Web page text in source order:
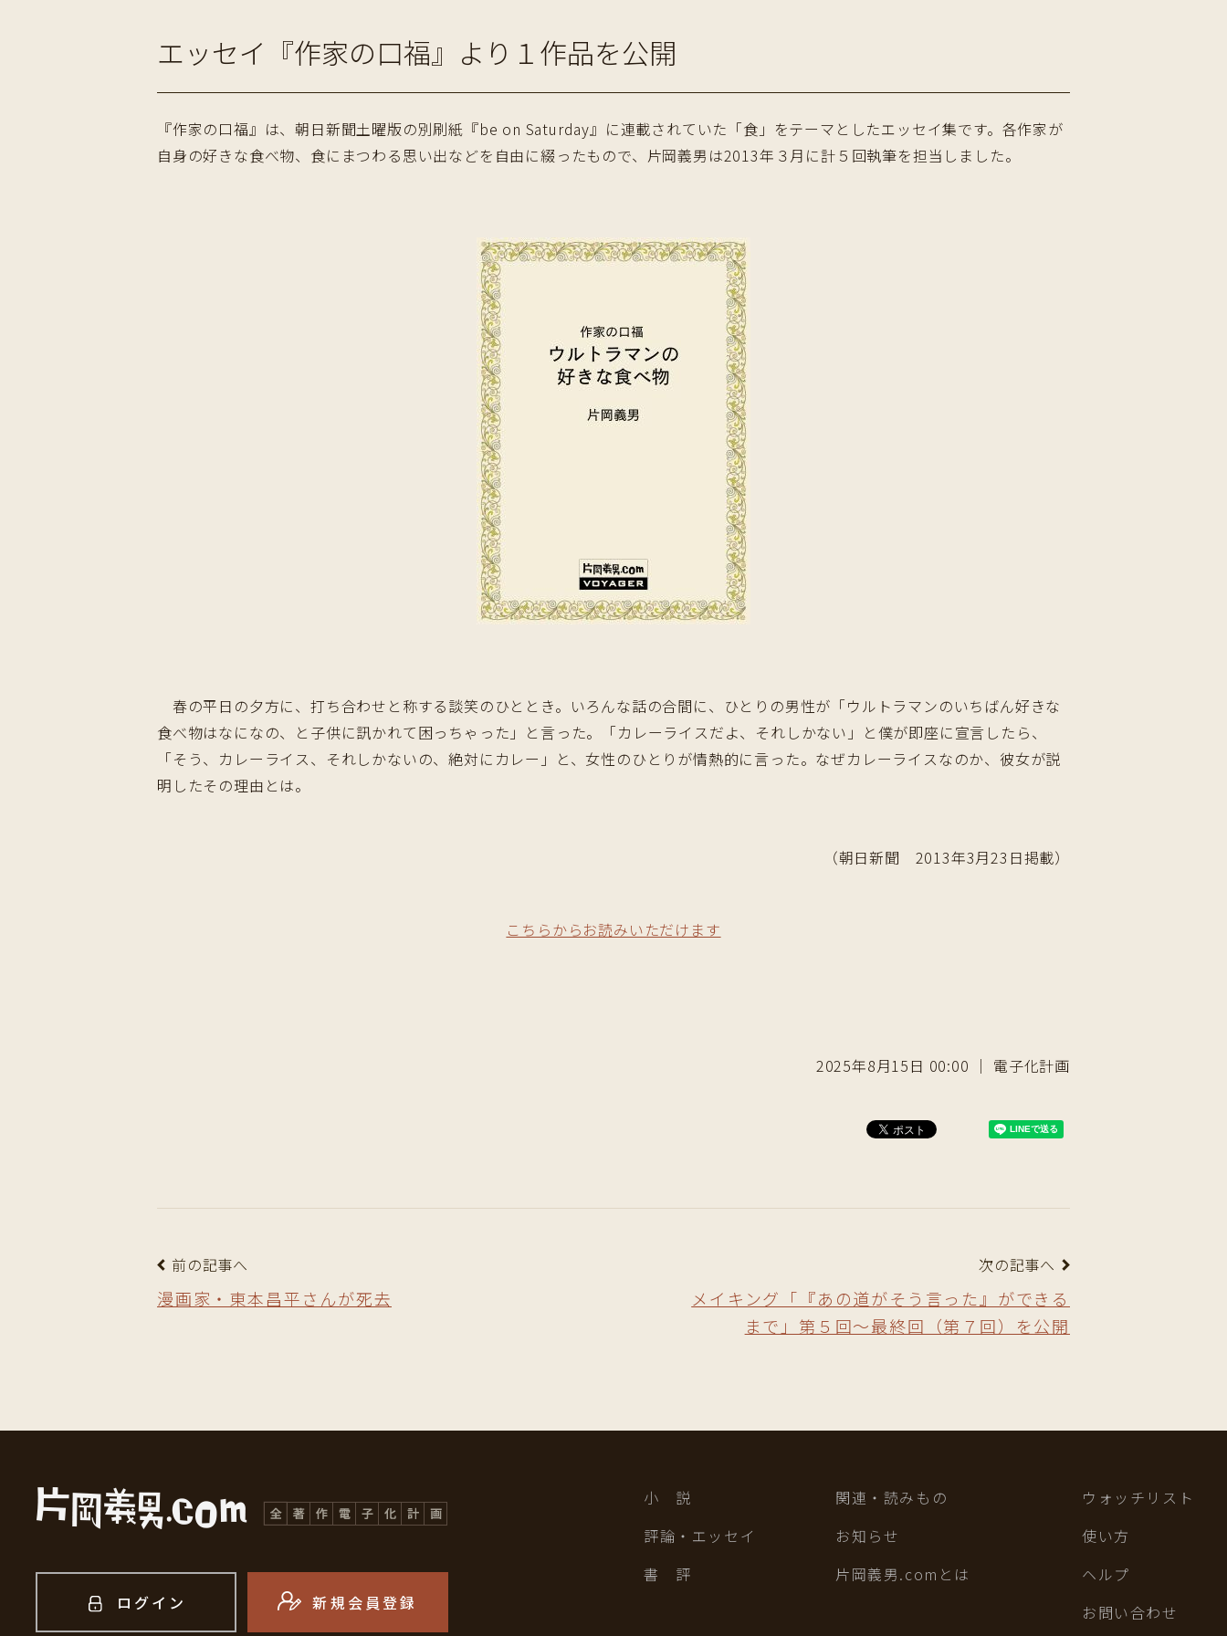
エッセイ『作家の口福』より１作品を公開
『作家の口福』は、朝日新聞土曜版の別刷紙『be on Saturday』に連載されていた「食」をテーマとしたエッセイ集です。各作家が
自身の好きな食べ物、食にまつわる思い出などを自由に綴ったもので、片岡義男は2013年３月に計５回執筆を担当しました。
春の平日の夕方に、打ち合わせと称する談笑のひととき。いろんな話の合間に、ひとりの男性が「ウルトラマンのいちばん好きな
食べ物はなになの、と子供に訊かれて困っちゃった」と言った。「カレーライスだよ、それしかない」と僕が即座に宣言したら、
「そう、カレーライス、それしかないの、絶対にカレー」と、女性のひとりが情熱的に言った。なぜカレーライスなのか、彼女が説
明したその理由とは。
（朝日新聞 2013年3月23日掲載）
こちらからお読みいただけます
2025年8月15日 00:00 ｜ 電子化計画
前の記事へ
漫画家・東本昌平さんが死去
次の記事へ
メイキング「『あの道がそう言った』ができる
まで」第５回〜最終回（第７回）を公開
ログイン 新規会員登録
小 説
評論・エッセイ
書 評
関連・読みもの
お知らせ
片岡義男.comとは
ウォッチリスト
使い方
ヘルプ
お問い合わせ